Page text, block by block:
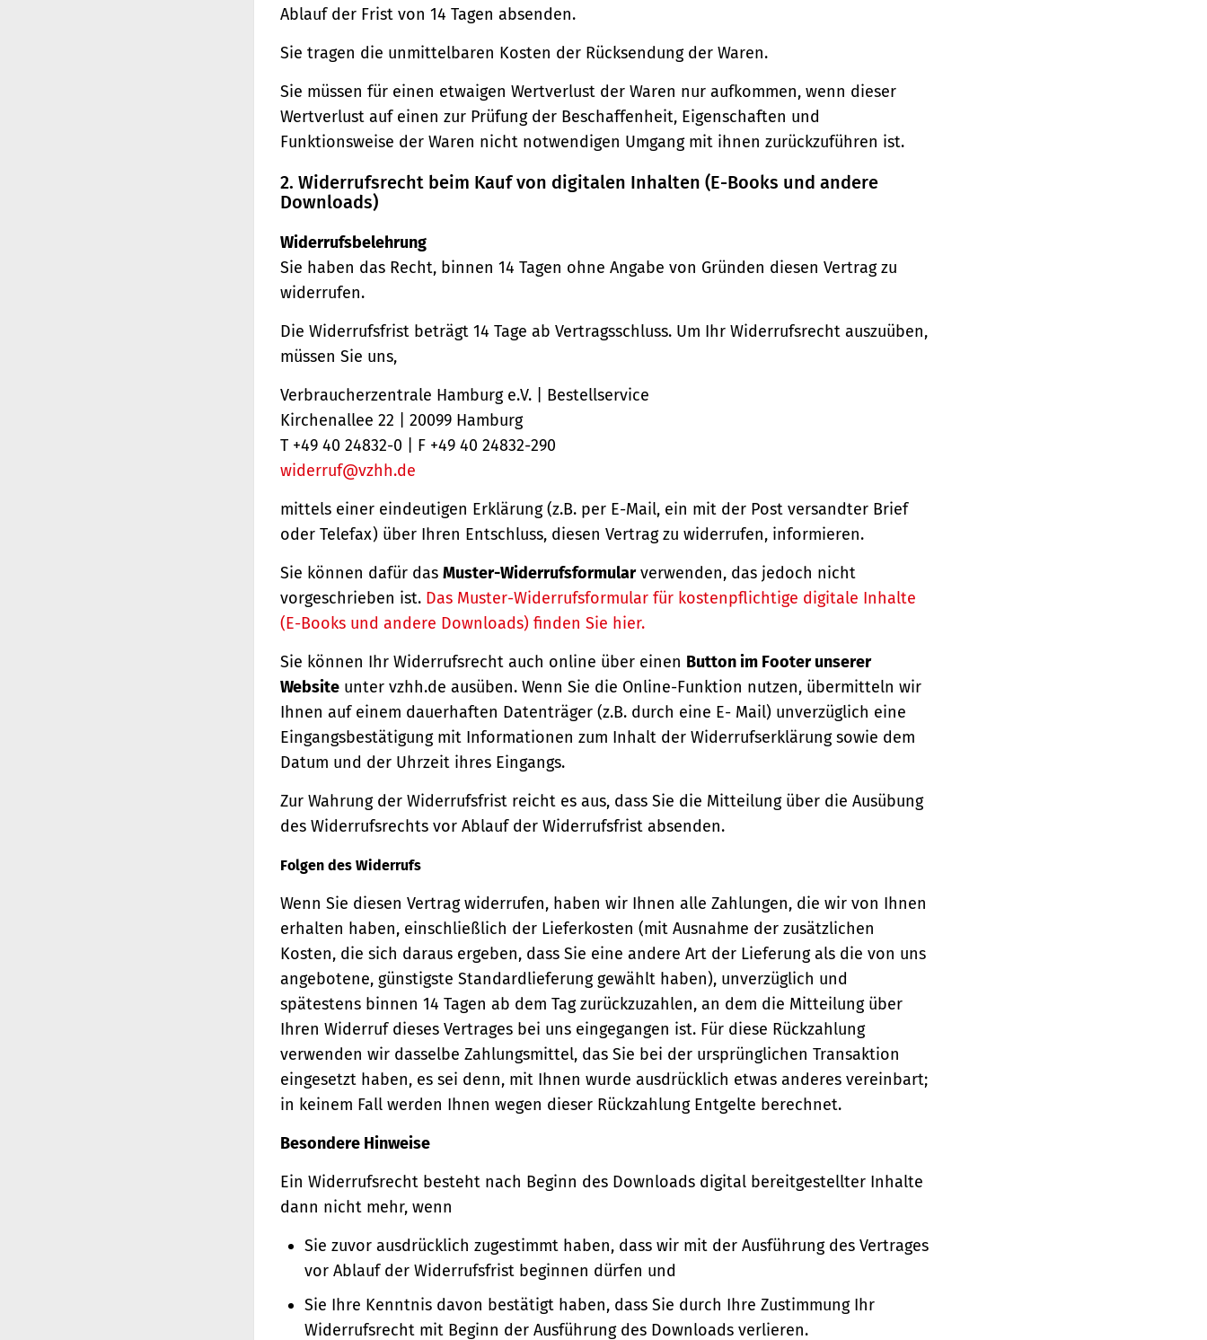
Ablauf der Frist von 14 Tagen absenden.
Sie tragen die unmittelbaren Kosten der Rücksendung der Waren.
Sie müssen für einen etwaigen Wertverlust der Waren nur aufkommen, wenn dieser
Wertverlust auf einen zur Prüfung der Beschaffenheit, Eigenschaften und
Funktionsweise der Waren nicht notwendigen Umgang mit ihnen zurückzuführen ist.
2. Widerrufsrecht beim Kauf von digitalen Inhalten (E-Books und andere
Downloads)
Widerrufsbelehrung
Sie haben das Recht, binnen 14 Tagen ohne Angabe von Gründen diesen Vertrag zu
widerrufen.
Die Widerrufsfrist beträgt 14 Tage ab Vertragsschluss. Um Ihr Widerrufsrecht auszuüben,
müssen Sie uns,
Verbraucherzentrale Hamburg e.V. | Bestellservice
Kirchenallee 22 | 20099 Hamburg
T +49 40 24832-0 | F +49 40 24832-290
widerruf@vzhh.de
mittels einer eindeutigen Erklärung (z.B. per E-Mail, ein mit der Post versandter Brief
oder Telefax) über Ihren Entschluss, diesen Vertrag zu widerrufen, informieren.
Sie können dafür das Muster-Widerrufsformularverwenden, das jedoch nicht
vorgeschrieben ist. Das Muster-Widerrufsformular für kostenpflichtige digitale Inhalte
(E-Books und andere Downloads) finden Sie hier.
Sie können Ihr Widerrufsrecht auch online über einen Button im Footer unserer
Website unter vzhh.de ausüben. Wenn Sie die Online-Funktion nutzen, übermitteln wir
Ihnen auf einem dauerhaften Datenträger (z.B. durch eine E- Mail) unverzüglich eine
Eingangsbestätigung mit Informationen zum Inhalt der Widerrufserklärung sowie dem
Datum und der Uhrzeit ihres Eingangs.
Zur Wahrung der Widerrufsfrist reicht es aus, dass Sie die Mitteilung über die Ausübung
des Widerrufsrechts vor Ablauf der Widerrufsfrist absenden.
Folgen des Widerrufs
Wenn Sie diesen Vertrag widerrufen, haben wir Ihnen alle Zahlungen, die wir von Ihnen
erhalten haben, einschließlich der Lieferkosten (mit Ausnahme der zusätzlichen
Kosten, die sich daraus ergeben, dass Sie eine andere Art der Lieferung als die von uns
angebotene, günstigste Standardlieferung gewählt haben), unverzüglich und
spätestens binnen 14 Tagen ab dem Tag zurückzuzahlen, an dem die Mitteilung über
Ihren Widerruf dieses Vertrages bei uns eingegangen ist. Für diese Rückzahlung
verwenden wir dasselbe Zahlungsmittel, das Sie bei der ursprünglichen Transaktion
eingesetzt haben, es sei denn, mit Ihnen wurde ausdrücklich etwas anderes vereinbart;
in keinem Fall werden Ihnen wegen dieser Rückzahlung Entgelte berechnet.
Besondere Hinweise
Ein Widerrufsrecht besteht nach Beginn des Downloads digital bereitgestellter Inhalte
dann nicht mehr, wenn
Sie zuvor ausdrücklich zugestimmt haben, dass wir mit der Ausführung des Vertrages
vor Ablauf der Widerrufsfrist beginnen dürfen und
Sie Ihre Kenntnis davon bestätigt haben, dass Sie durch Ihre Zustimmung Ihr
Widerrufsrecht mit Beginn der Ausführung des Downloads verlieren.